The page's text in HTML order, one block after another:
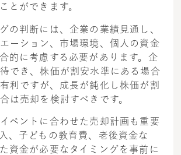
とができます。
の判断には、企業の業績見通し、
ーション、市場環境、個人の資金
的に考慮する必要があります。企
でき、株価が割安水準にある場合
利ですが、成長が鈍化し株価が割
は売却を検討すべきです。
ベントに合わせた売却計画も重要
、子どもの教育費、老後資金な
資金が必要なタイミングを事前に